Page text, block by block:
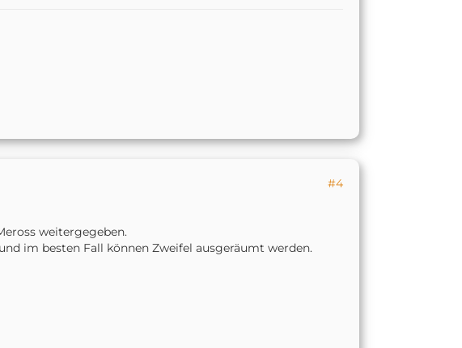
#4
weitergegeben.
im besten Fall können Zweifel ausgeräumt werden.